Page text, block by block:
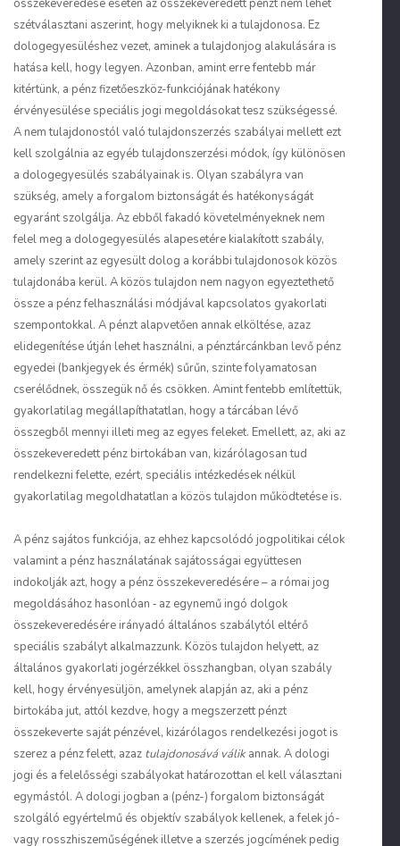
összekeveredése esetén az összekeveredett pénzt nem lehet
szétválasztani aszerint, hogy melyiknek ki a tulajdonosa. Ez
dologegyesüléshez vezet, aminek a tulajdonjog alakulására is
hatása kell, hogy legyen. Azonban, amint erre fentebb már
kitértünk, a pénz fizetőeszköz-funkciójának hatékony
érvényesülése speciális jogi megoldásokat tesz szükségessé.
A nem tulajdonostól való tulajdonszerzés szabályai mellett ezt
kell szolgálnia az egyéb tulajdonszerzési módok, így különösen
a dologegyesülés szabályainak is. Olyan szabályra van
szükség, amely a forgalom biztonságát és hatékonyságát
egyaránt szolgálja. Az ebből fakadó követelményeknek nem
felel meg a dologegyesülés alapesetére kialakított szabály,
amely szerint az egyesült dolog a korábbi tulajdonosok közös
tulajdonába kerül. A közös tulajdon nem nagyon egyeztethető
össze a pénz felhasználási módjával kapcsolatos gyakorlati
szempontokkal. A pénzt alapvetően annak elköltése, azaz
elidegenítése útján lehet használni, a pénztárcánkban levő pénz
egyedei (bankjegyek és érmék) sűrűn, szinte folyamatosan
cserélődnek, összegük nő és csökken. Amint fentebb említettük,
gyakorlatilag megállapíthatatlan, hogy a tárcában lévő
összegből mennyi illeti meg az egyes feleket. Emellett, az, aki az
összekeveredett pénz birtokában van, kizárólagosan tud
rendelkezni felette, ezért, speciális intézkedések nélkül
gyakorlatilag megoldhatatlan a közös tulajdon működtetése is.
A pénz sajátos funkciója, az ehhez kapcsolódó jogpolitikai célok
valamint a pénz használatának sajátosságai együttesen
indokolják azt, hogy a pénz összekeveredésére – a római jog
megoldásához hasonlóan ‑ az egynemű ingó dolgok
összekeveredésére irányadó általános szabálytól eltérő
speciális szabályt alkalmazzunk. Közös tulajdon helyett, az
általános gyakorlati jogérzékkel összhangban, olyan szabály
kell, hogy érvényesüljön, amelynek alapján az, aki a pénz
birtokába jut, attól kezdve, hogy a megszerzett pénzt
összekeverte saját pénzével, kizárólagos rendelkezési jogot is
szerez a pénz felett, azaz tulajdonosává válik annak. A dologi
jogi és a felelősségi szabályokat határozottan el kell választani
egymástól. A dologi jogban a (pénz-) forgalom biztonságát
szolgáló egyértelmű és objektív szabályok kellenek, a felek jó-
vagy rosszhiszeműségének illetve a szerzés jogcímének pedig